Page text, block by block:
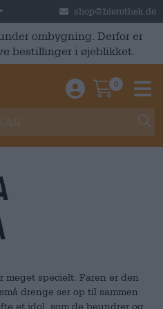
shop@bierothek.de
ombygning. Derfor er
bestillinger i øjeblikket.
Einloggen /
0
meget specielt. Faren er den
drenge ser op til sammen
et idol, som de beundrer og